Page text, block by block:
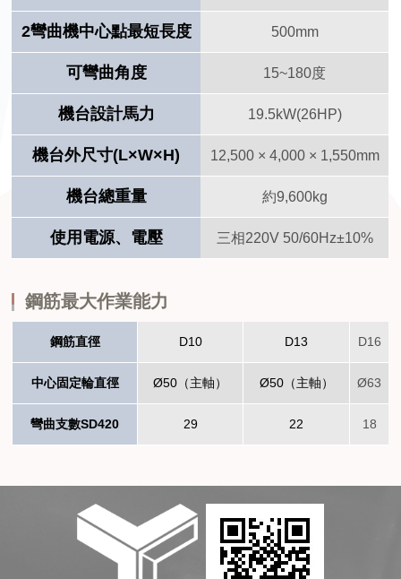
2彎曲機中心點最短長度 500mm
可彎曲角度 15~180度
機台設計馬力 19.5kW(26HP)
機台外尺寸(L×W×H) 12,500 × 4,000 × 1,550mm
機台總重量 約9,600kg
使用電源、電壓 三相220V 50/60Hz±10%
鋼筋最大作業能力
鋼筋直徑 D10 D13 D16
中心固定輪直徑 Ø50（主軸） Ø50（主軸） Ø63
彎曲支數SD420 29 22 18